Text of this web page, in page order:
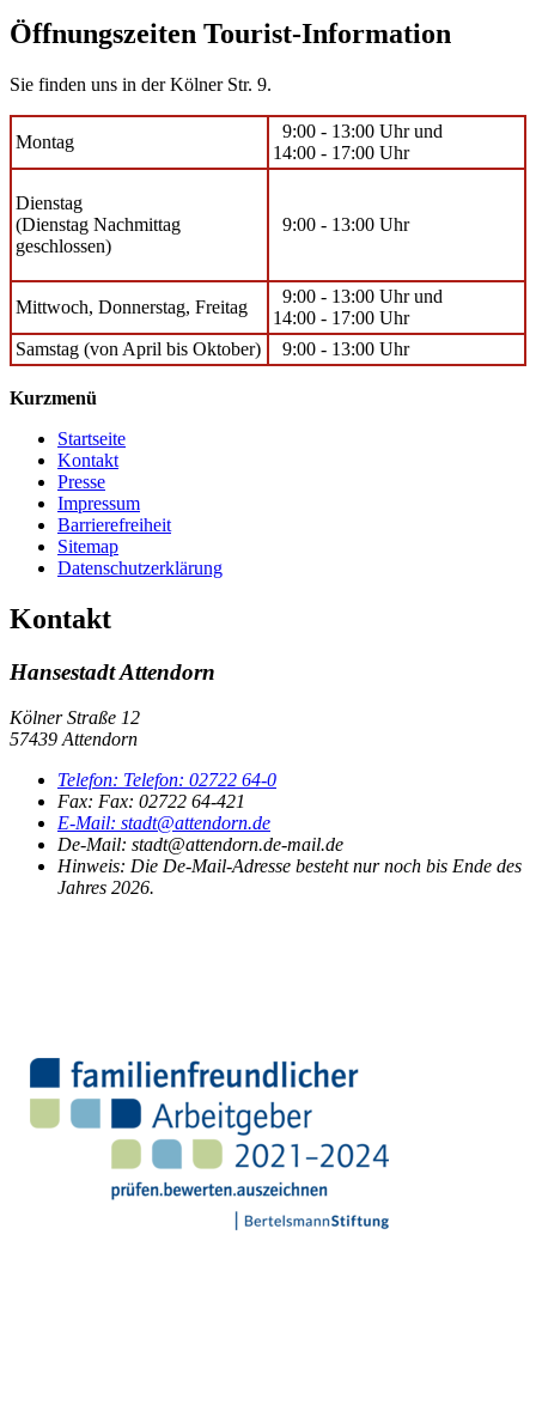
Öffnungszeiten Tourist-Information
Sie finden uns in der Kölner Str. 9.
Montag
9:00 - 13:00 Uhr und
14:00 - 17:00 Uhr
Dienstag
(Dienstag Nachmittag
geschlossen)
9:00 - 13:00 Uhr
Mittwoch, Donnerstag, Freitag
9:00 - 13:00 Uhr und
14:00 - 17:00 Uhr
Samstag (von April bis Oktober)
9:00 - 13:00 Uhr
Kurzmenü
Startseite
Kontakt
Presse
Impressum
Barrierefreiheit
Sitemap
Datenschutzerklärung
Kontakt
Hansestadt Attendorn
Kölner Straße 12
57439 Attendorn
Telefon: Telefon: 02722 64-0
Fax: Fax: 02722 64-421
E-Mail: stadt@attendorn.de
De-Mail: stadt@attendorn.de-mail.de
Hinweis: Die De-Mail-Adresse besteht nur noch bis Ende des
Jahres 2026.